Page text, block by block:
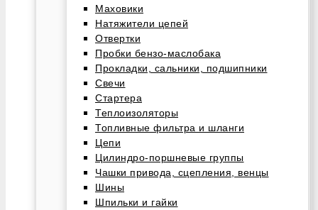
Маховики
Натяжители цепей
Отвертки
Пробки бензо-маслобака
Прокладки, сальники, подшипники
Свечи
Стартера
Теплоизоляторы
Топливные фильтра и шланги
Цепи
Цилиндро-поршневые группы
Чашки привода, сцепления, венцы
Шины
Шпильки и гайки